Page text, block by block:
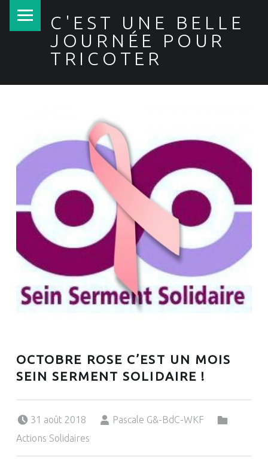
C'EST UNE BELLE
JOURNÉE POUR
TRICOTER
OCTOBRE ROSE C’EST UN MOIS
SEIN SERMENT SOLIDAIRE !
31 août 2018
Pascale G&-BdC-WKF
Actions Solidaires